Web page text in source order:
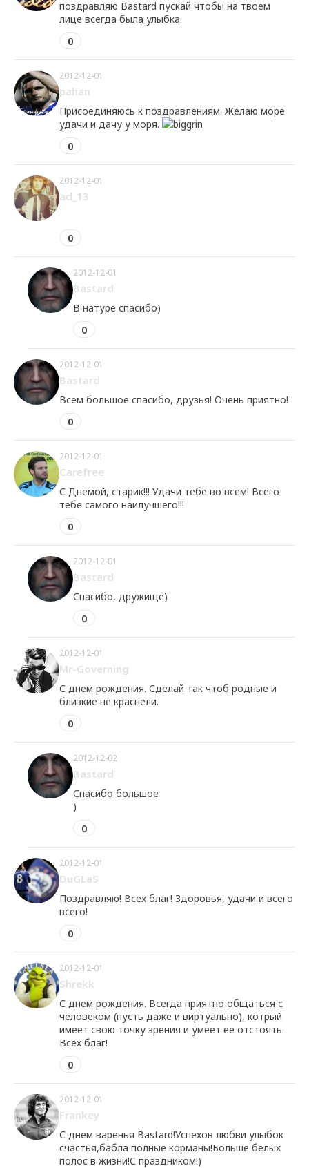
поздравляю Bastard пускай чтобы на твоем
лице всегда была улыбка
0
2012-12-01
pahan
Присоединяюсь к поздравлениям. Желаю море
удачи и дачу у моря.
0
2012-12-01
ad_13
0
2012-12-01
Bastard
В натуре спасибо)
0
2012-12-01
Bastard
Всем большое спасибо, друзья! Очень приятно!
0
2012-12-01
Carefrее
С Днемой, старик!!! Удачи тебе во всем! Всего
тебе самого наилучшего!!!
0
2012-12-01
Bastard
Спасибо, дружище)
0
2012-12-01
Mr-Governing
С днем рождения. Сделай так чтоб родные и
близкие не краснели.
0
2012-12-02
Bastard
Спасибо большое
)
0
2012-12-01
DuGLaS
Поздравляю! Всех благ! Здоровья, удачи и всего
всего!
0
2012-12-01
Shrekk
С днем рождения. Всегда приятно общаться с
человеком (пусть даже и виртуально), котрый
имеет свою точку зрения и умеет ее отстоять.
Всех благ!
0
2012-12-01
Frankey
С днем варенья Bastard!Успехов любви улыбок
счастья,бабла полные корманы!Больше белых
полос в жизни!С праздником!)